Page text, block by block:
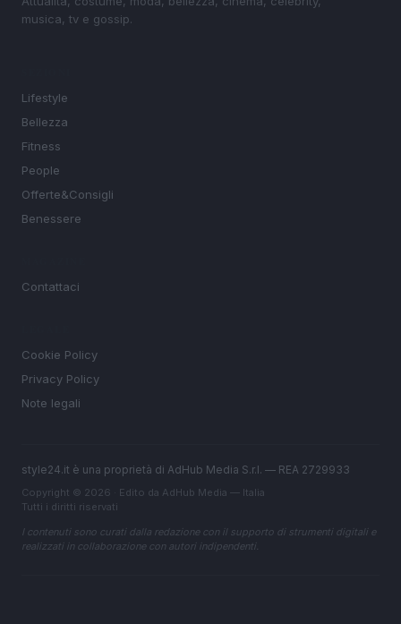
musica, tv e gossip.
Lifestyle
Bellezza
Fitness
People
Offerte&Consigli
Benessere
Contattaci
Cookie Policy
Privacy Policy
Note legali
style24.it è una proprietà di AdHub Media S.r.l. — REA 2729933
Copyright © 2026 · Edito da AdHub Media — Italia
Tutti i diritti riservati
I contenuti sono curati dalla redazione con il supporto di strumenti digitali e
realizzati in collaborazione con autori indipendenti.